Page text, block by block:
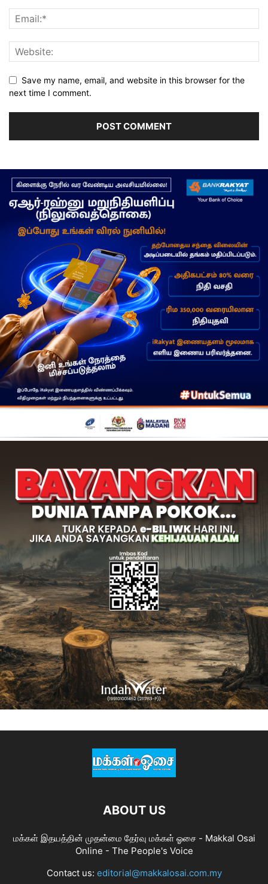
Save my name, email, and website in this browser for the
next time I comment.
ABOUT US
மக்கள் இதயத்தின் முதன்மை தேர்வு மக்கள் ஓசை - Makkal Osai
Online - The People's Voice
Contact us: editorial@makkalosai.com.my